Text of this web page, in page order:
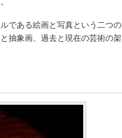
である絵画と写真という二つの
抽象画、過去と現在の芸術の架